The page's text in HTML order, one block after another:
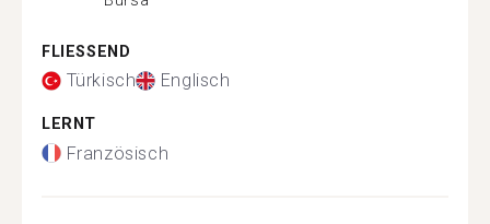
FLIESSEND
Türkisch Englisch
LERNT
Französisch